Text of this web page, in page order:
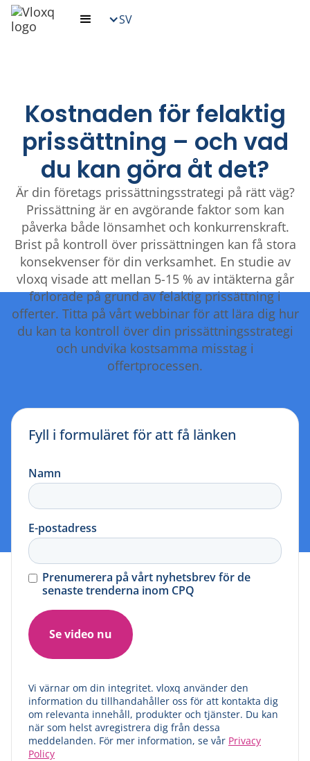
SV
Kostnaden för felaktig
prissättning – och vad
du kan göra åt det?
Är din företags prissättningsstrategi på rätt väg?
Prissättning är en avgörande faktor som kan
påverka både lönsamhet och konkurrenskraft.
Brist på kontroll över prissättningen kan få stora
konsekvenser för din verksamhet. En studie av
vloxq visade att mellan 5-15 % av intäkterna går
förlorade på grund av felaktig prissättning i
offerter. Titta på vårt webbinar för att lära dig hur
du kan ta kontroll över din prissättningsstrategi
och undvika kostsamma misstag i
offertprocessen.
Fyll i formuläret för att få länken
Namn
E-postadress
Prenumerera på vårt nyhetsbrev för de
senaste trenderna inom CPQ
Vi värnar om din integritet. vloxq använder den
information du tillhandahåller oss för att kontakta dig
om relevanta innehåll, produkter och tjänster. Du kan
när som helst avregistrera dig från dessa
meddelanden. För mer information, se vår Privacy
Policy